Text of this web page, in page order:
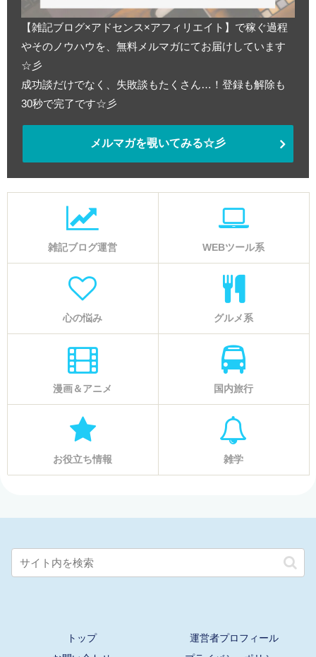
【雑記ブログ×アドセンス×アフィリエイト】で稼ぐ過程
やそのノウハウを、無料メルマガにてお届けしています
☆彡
成功談だけでなく、失敗談もたくさん…！登録も解除も
30秒で完了です☆彡
メルマガを覗いてみる☆彡
雑記ブログ運営 WEBツール系
心の悩み グルメ系
漫画＆アニメ 国内旅行
お役立ち情報 雑学
トップ
運営者プロフィール